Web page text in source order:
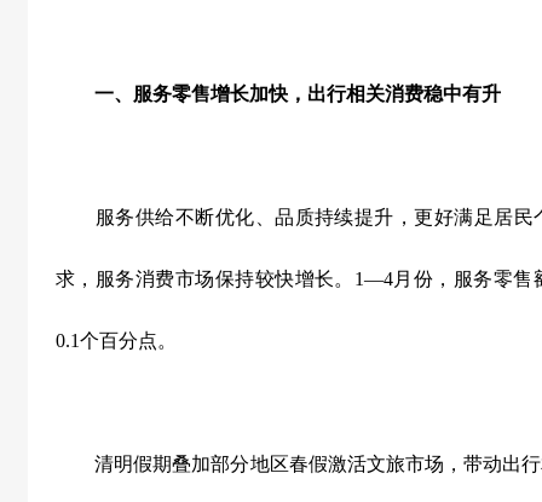
一、服务零售增长加快，出行相关消费稳中有升
服务供给不断优化、品质持续提升，更好满足居民
求，服务消费市场保持较快增长。 1—4月份，服务零售
0.1个百分点。
清明假期叠加部分地区春假激活文旅市场，带动出行